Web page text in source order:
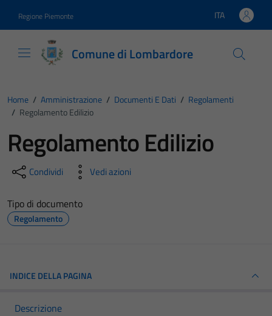
Regione Piemonte Lingua attiva:
ITA
Comune di Lombardore
Home / Amministrazione / Documenti E Dati / Regolamenti
/ Regolamento Edilizio
Regolamento Edilizio
Condividi Vedi azioni
Tipo di documento
Regolamento
INDICE DELLA PAGINA
Descrizione